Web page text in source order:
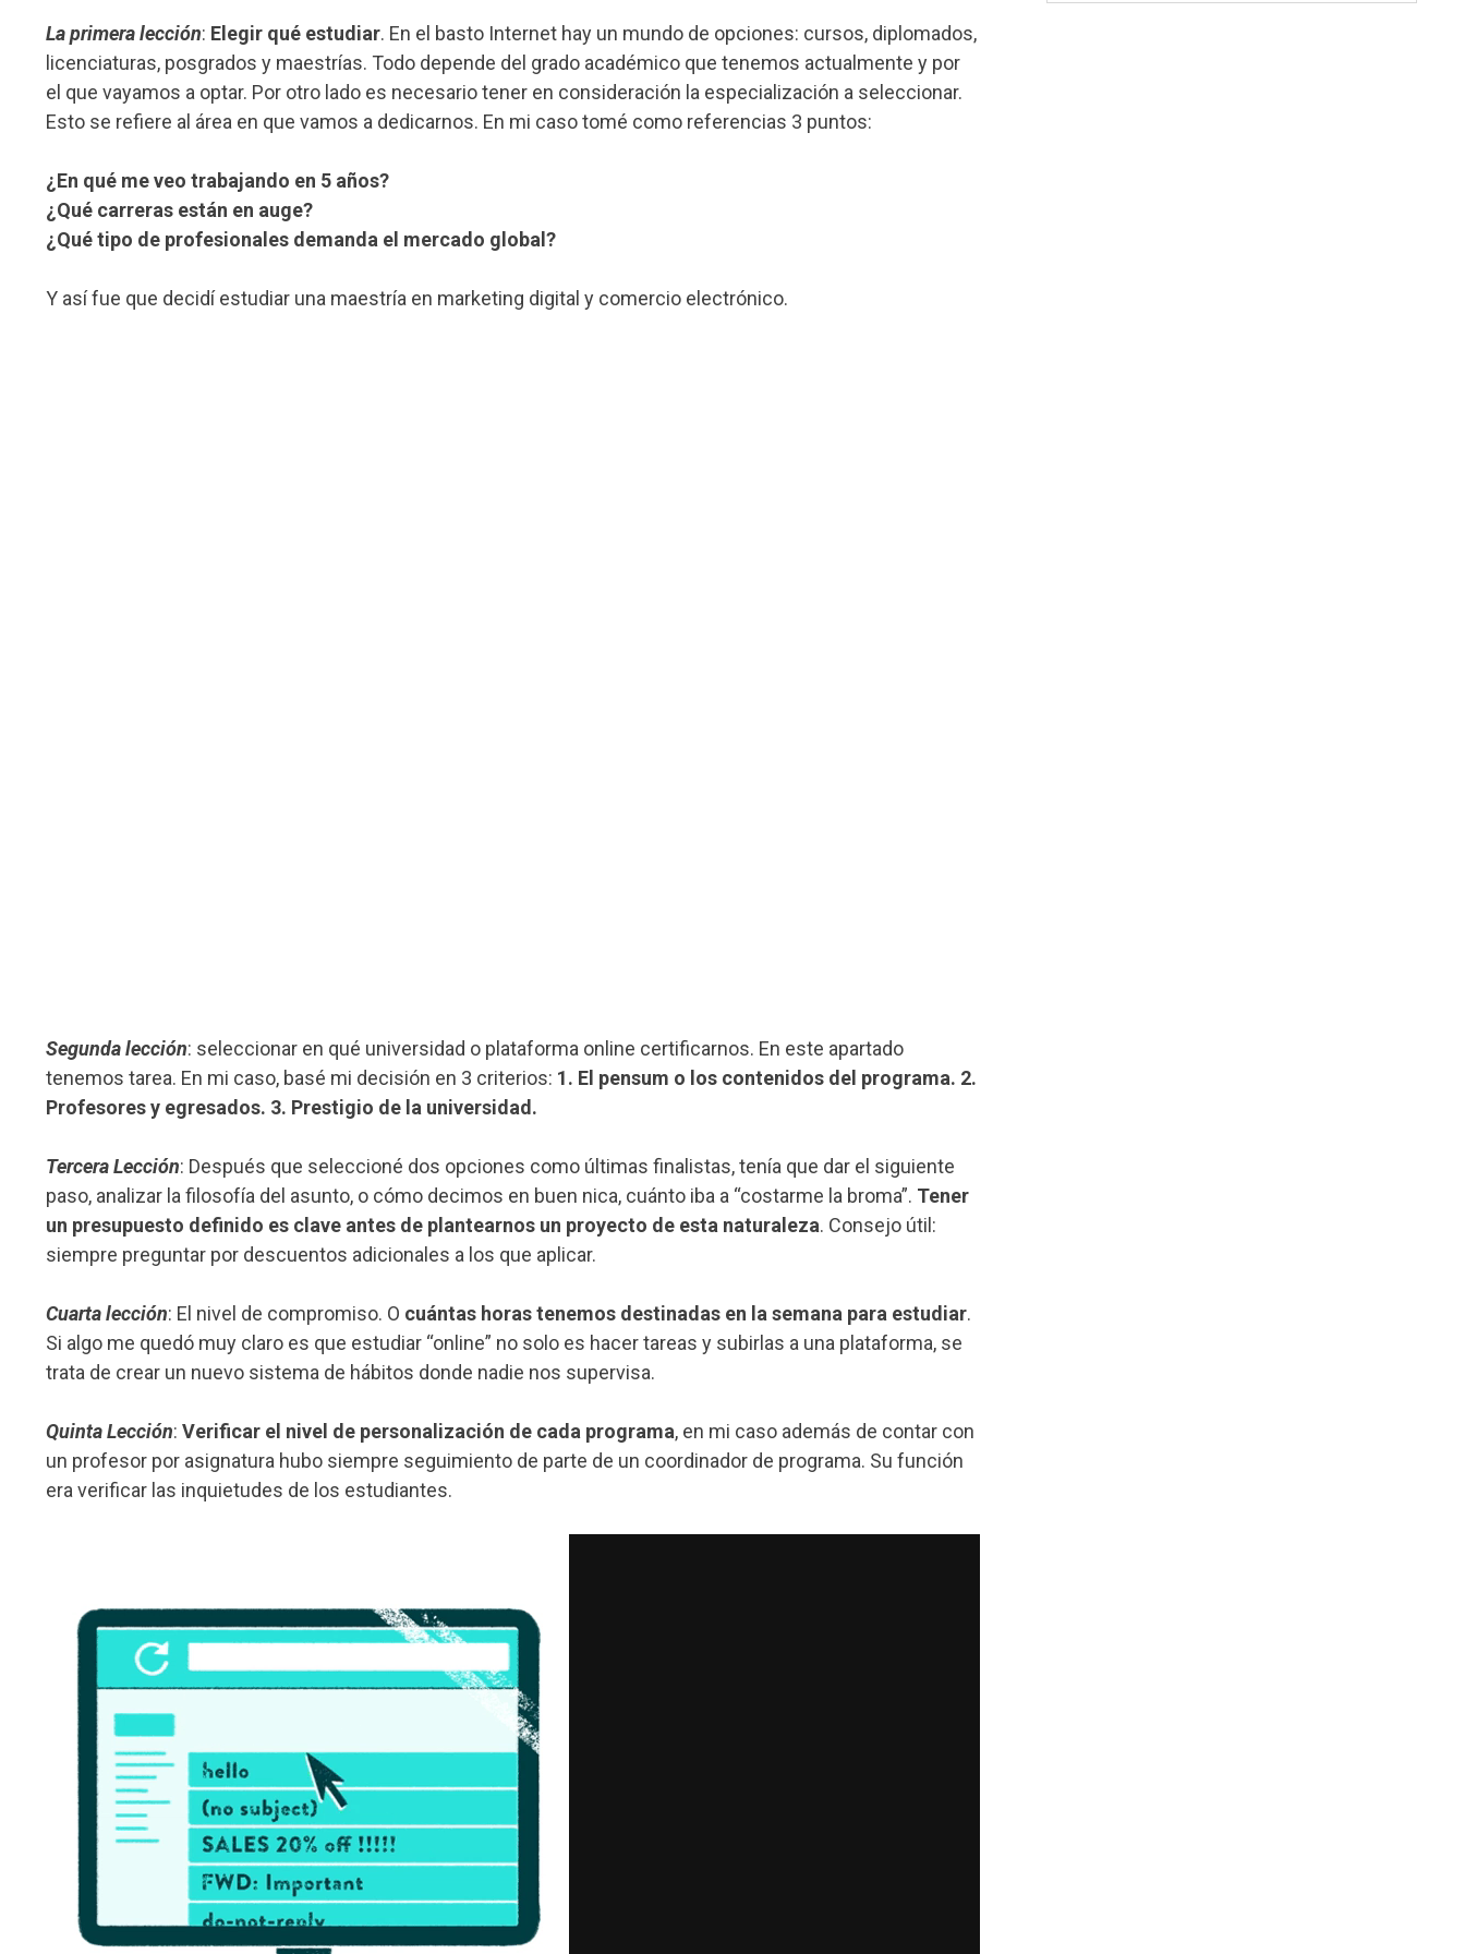
La primera lección: Elegir qué estudiar. En el basto Internet hay un mundo de opciones: cursos, diplomados,
licenciaturas, posgrados y maestrías. Todo depende del grado académico que tenemos actualmente y por
el que vayamos a optar. Por otro lado es necesario tener en consideración la especialización a seleccionar.
Esto se refiere al área en que vamos a dedicarnos. En mi caso tomé como referencias 3 puntos:
¿En qué me veo trabajando en 5 años?
¿Qué carreras están en auge?
¿Qué tipo de profesionales demanda el mercado global?
Y así fue que decidí estudiar una maestría en marketing digital y comercio electrónico.
Segunda lección: seleccionar en qué universidad o plataforma online certificarnos. En este apartado
tenemos tarea. En mi caso, basé mi decisión en 3 criterios: 1. El pensum o los contenidos del programa. 2.
Profesores y egresados. 3. Prestigio de la universidad.
Tercera Lección: Después que seleccioné dos opciones como últimas finalistas, tenía que dar el siguiente
paso, analizar la filosofía del asunto, o cómo decimos en buen nica, cuánto iba a “costarme la broma”. Tener
un presupuesto definido es clave antes de plantearnos un proyecto de esta naturaleza. Consejo útil:
siempre preguntar por descuentos adicionales a los que aplicar.
Cuarta lección: El nivel de compromiso. O cuántas horas tenemos destinadas en la semana para estudiar.
Si algo me quedó muy claro es que estudiar “online” no solo es hacer tareas y subirlas a una plataforma, se
trata de crear un nuevo sistema de hábitos donde nadie nos supervisa.
Quinta Lección: Verificar el nivel de personalización de cada programa, en mi caso además de contar con
un profesor por asignatura hubo siempre seguimiento de parte de un coordinador de programa. Su función
era verificar las inquietudes de los estudiantes.